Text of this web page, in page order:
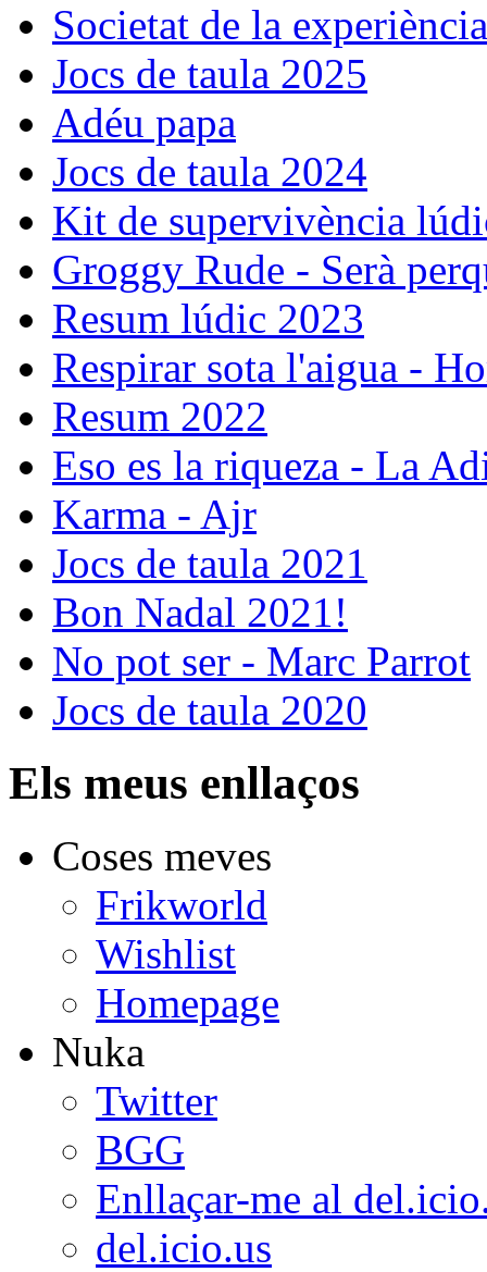
Societat de la experiència
Jocs de taula 2025
Adéu papa
Jocs de taula 2024
Kit de supervivència
Groggy Rude - Serà
Resum lúdic 2023
Respirar sota l'aigua -
Resum 2022
Eso es la riqueza - La
Karma - Ajr
Jocs de taula 2021
Bon Nadal 2021!
No pot ser - Marc Parrot
Jocs de taula 2020
Els meus enllaços
Coses meves
Frikworld
Wishlist
Homepage
Nuka
Twitter
BGG
Enllaçar-me al
del.icio.us